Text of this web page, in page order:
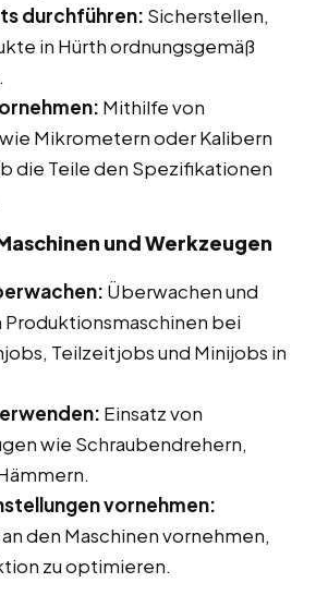
durchführen: Sicherstellen,
in Hürth ordnungsgemäß
Mithilfe von
Mikrometern oder Kalibern
die Teile den Spezifikationen
und Werkzeugen
Überwachen und
Produktionsmaschinen bei
Teilzeitjobs und Minijobs in
Einsatz von
wie Schraubendrehern,
vornehmen:
den Maschinen vornehmen,
zu optimieren.